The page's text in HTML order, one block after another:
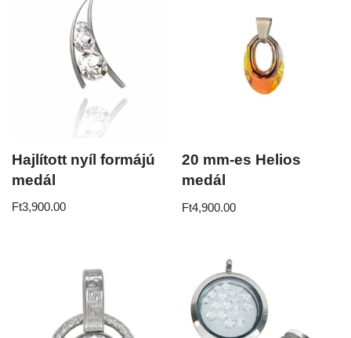
Hajlított nyíl formájú
medál
Ft3,900.00
20 mm-es Helios
medál
Ft4,900.00